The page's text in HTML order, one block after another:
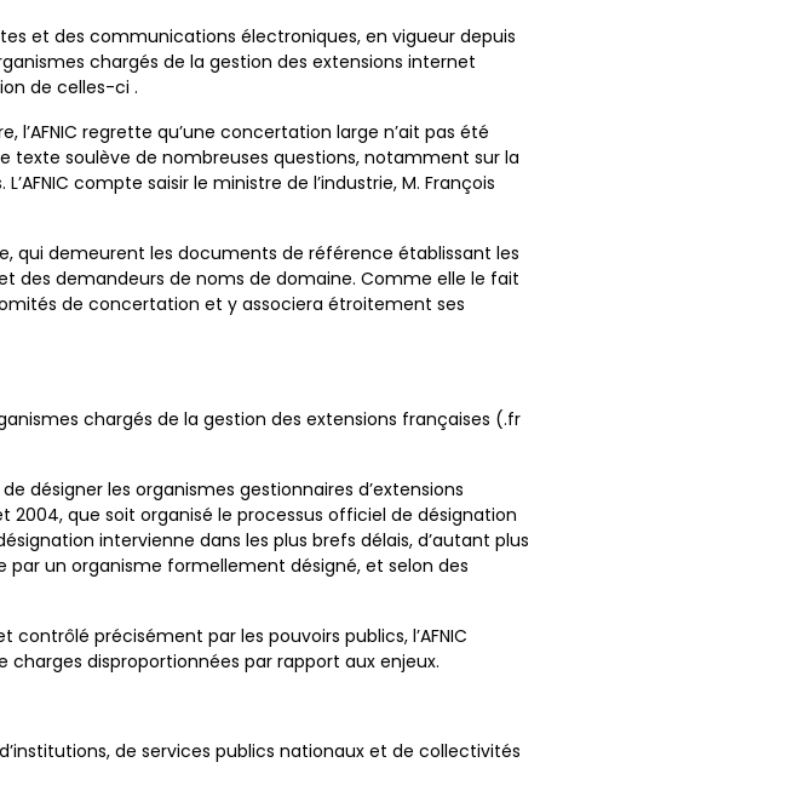
et des communications électroniques, en vigueur depuis
chargés de la gestion des extensions internet
de celles-ci .
regrette qu’une concertation large n’ait pas été
texte soulève de nombreuses questions, notamment sur la
compte saisir le ministre de l’industrie, M. François
qui demeurent les documents de référence établissant les
des demandeurs de noms de domaine. Comme elle le fait
de concertation et y associera étroitement ses
chargés de la gestion des extensions françaises (.fr
désigner les organismes gestionnaires d’extensions
2004, que soit organisé le processus officiel de désignation
intervienne dans les plus brefs délais, d’autant plus
par un organisme formellement désigné, et selon des
précisément par les pouvoirs publics, l’AFNIC
disproportionnées par rapport aux enjeux.
de services publics nationaux et de collectivités